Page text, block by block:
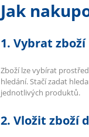
Jak
1. Vybrat zboží
Zboží lze vybírat
hledání. Stačí zadat
jednotlivých produktů.
2. Vložit zboží